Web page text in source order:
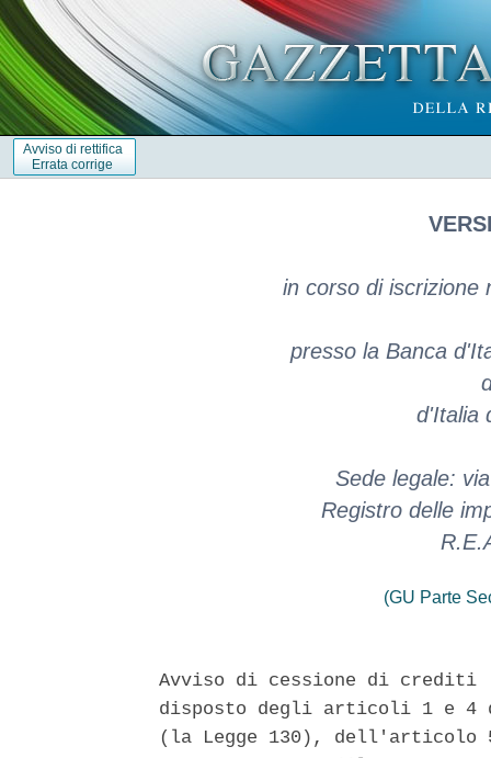
Avviso di rettifica
Errata corrige
in corso di iscrizione
presso la Banca
d'Italia
Sede legale:
Registro delle
(GU Parte
Avviso di cessione di crediti
disposto degli articoli 1 e 4
(la Legge 130), dell'articolo